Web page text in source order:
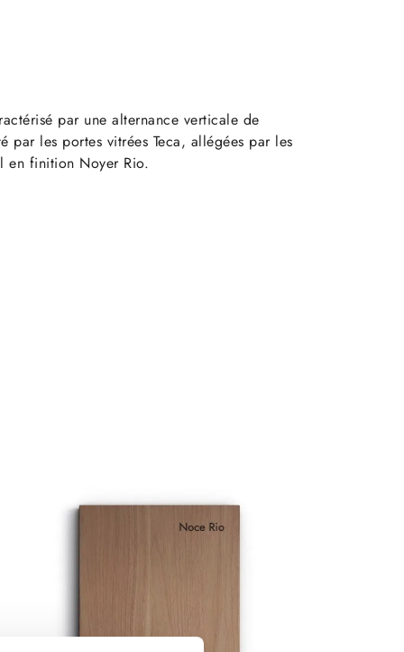
par une alternance verticale de
par les portes vitrées Teca, allégées par les
en finition Noyer Rio.